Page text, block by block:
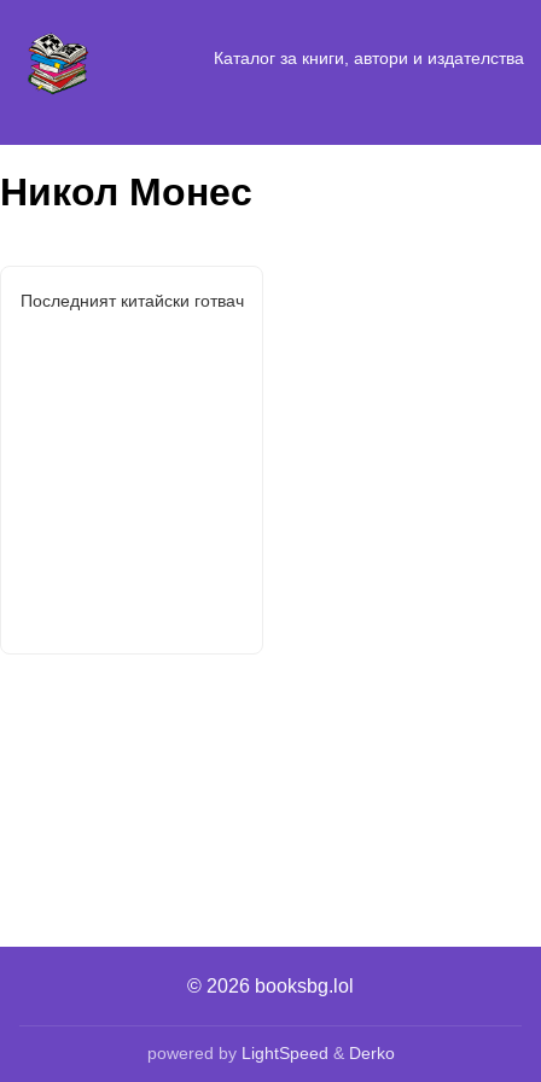
Каталог за книги, автори и издателства
Никол Монес
Последният китайски готвач
© 2026 booksbg.lol
powered by LightSpeed & Derko